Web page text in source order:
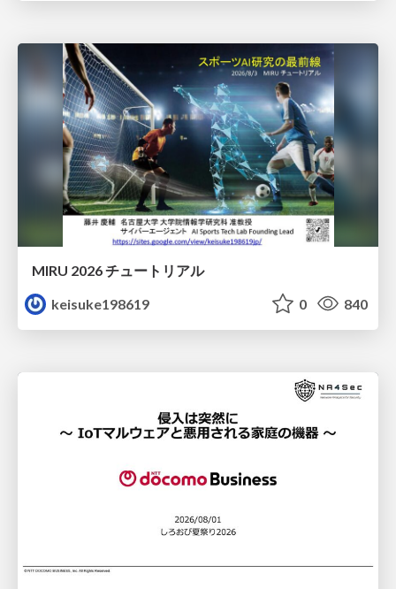
MIRU 2026 チュートリアル
keisuke198619
0 840